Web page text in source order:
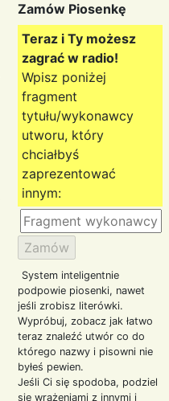
Zamów Piosenkę
Teraz i Ty możesz
zagrać w radio!
Wpisz poniżej
fragment
tytułu/wykonawcy
utworu, który
chciałbyś
zaprezentować
innym:
System inteligentnie
podpowie piosenki, nawet
jeśli zrobisz literówki.
Wypróbuj, zobacz jak łatwo
teraz znaleźć utwór co do
którego nazwy i pisowni nie
byłeś pewien.
Jeśli Ci się spodoba, podziel
się wrażeniami z innymi i